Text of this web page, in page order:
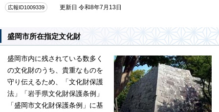
広報ID1009339 更新日 令和8年7月13日
盛岡市所在指定文化財
盛岡市内に残されている数多く
の文化財のうち、貴重なものを
守り伝えるため、「文化財保護
法」「岩手県文化財保護条例」
「盛岡市文化財保護条例」に基